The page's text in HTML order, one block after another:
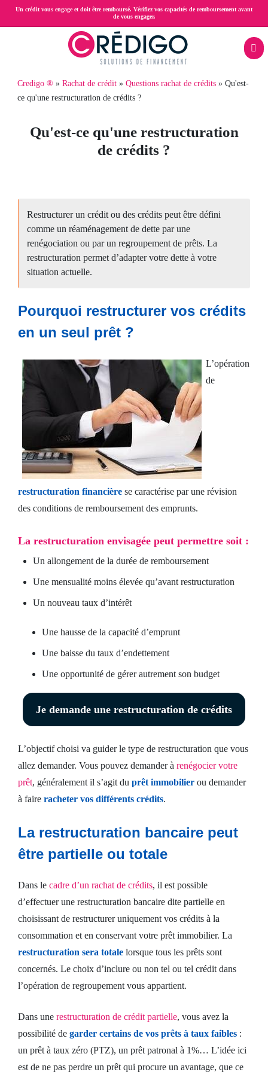
Aller
Un crédit vous engage et doit être remboursé. Vérifiez vos capacités de remboursement avant
de vous engager.
Fil
d'Ariane
Credigo ® Rachat de crédit Questions rachat de crédits
Qu'est-
ce qu'une restructuration de crédits ?
Qu'est-ce qu'une restructuration
de crédits ?
Restructurer un crédit ou des crédits peut être défini
comme un réaménagement de dette par une
renégociation ou par un regroupement de prêts. La
restructuration permet d’adapter votre dette à votre
situation actuelle.
Pourquoi restructurer vos crédits
en un seul prêt ?
L’opération
de
restructuration financière se caractérise par une révision
des conditions de remboursement des emprunts.
La restructuration envisagée peut permettre soit :
Un allongement de la durée de remboursement
Une mensualité moins élevée qu’avant restructuration
Un nouveau taux d’intérêt
Une hausse de la capacité d’emprunt
Une baisse du taux d’endettement
Une opportunité de gérer autrement son budget
Je demande une restructuration de crédits
L’objectif choisi va guider le type de restructuration que vous
allez demander. Vous pouvez demander à renégocier votre
prêt, généralement il s’agit du prêt immobilier ou demander
à faire racheter vos différents crédits.
La restructuration bancaire peut
être partielle ou totale
Dans le cadre d’un rachat de crédits, il est possible
d’effectuer une restructuration bancaire dite partielle en
choisissant de restructurer uniquement vos crédits à la
consommation et en conservant votre prêt immobilier. La
restructuration sera totale lorsque tous les prêts sont
concernés. Le choix d’inclure ou non tel ou tel crédit dans
l’opération de regroupement vous appartient.
Dans une restructuration de crédit partielle, vous avez la
possibilité de garder certains de vos prêts à taux faibles :
un prêt à taux zéro (PTZ), un prêt patronal à 1%… L’idée ici
est de ne pas perdre un prêt qui procure un avantage, que ce
Menu
Rachat
crédit
Crédit
propriétaire
consommation
client
Nous